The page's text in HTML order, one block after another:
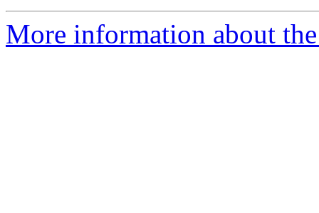
More information about